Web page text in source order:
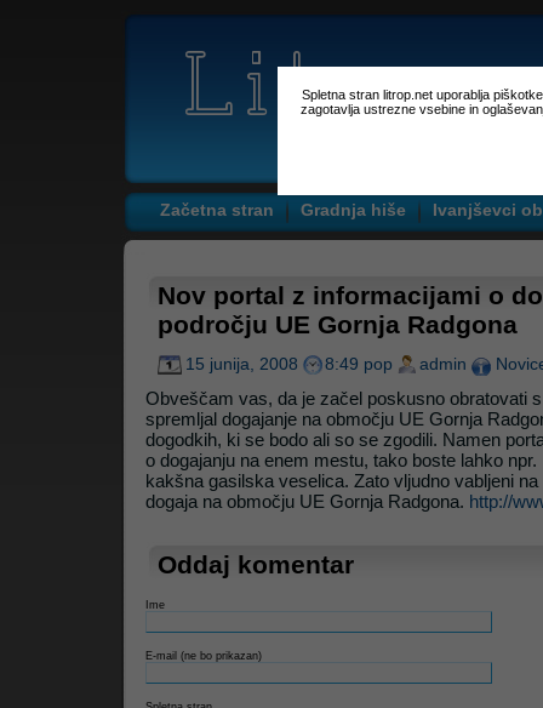
Spletna stran litrop.net uporablja
zagotavlja ustrezne vsebine in
Litrop.net
Začetna stran Gradnja hiše Ivanjševci
Nov portal z informacijami o
področju UE Gornja Radgona
15 junija, 2008 8:49 pop admin
Obveščam vas, da je začel poskusno obratovati
spremljal dogajanje na območju UE Gornja
dogodkih, ki se bodo ali so se zgodili. Namen
o dogajanju na enem mestu, tako boste lahko
kakšna gasilska veselica. Zato vljudno vabljeni
dogaja na območju UE Gornja Radgona. http://
Oddaj komentar
Ime
E-mail (ne bo prikazan)